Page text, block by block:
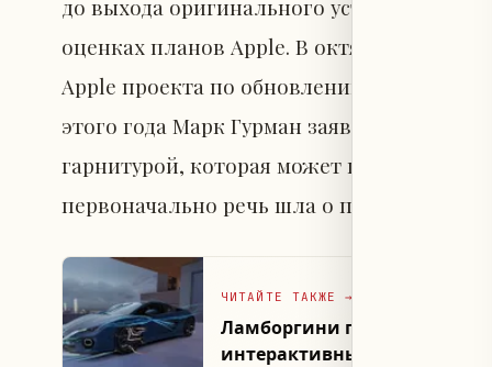
до выхода оригинального устройства,
оценках планов Apple. В октябре
Apple проекта по обновлению Vision Pro в
этого года Марк Гурман заявил, что Apple
гарнитурой, которая может появиться не
первоначально речь шла о паузе, а не
ЧИТАЙТЕ ТАКЖЕ →
Ламборгини представила
интерактивными